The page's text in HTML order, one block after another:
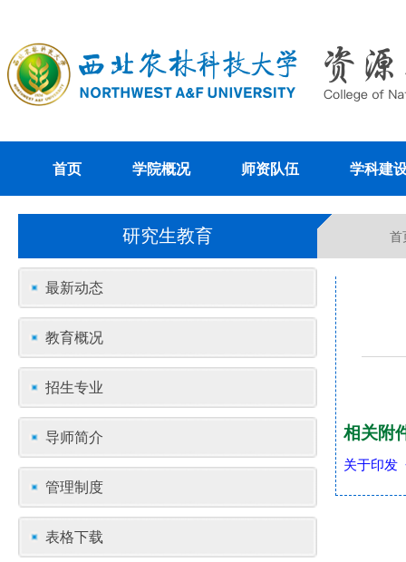
首页 学院概况 师资队伍 学科建
研究生教育 首
最新动态
教育概况
招生专业
导师简介
管理制度
表格下载
相关附
关于印发